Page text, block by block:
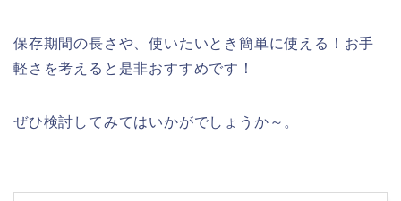
保存期間の長さや、使いたいとき簡単に使える！お手
軽さを考えると是非おすすめです！
ぜひ検討してみてはいかがでしょうか～。